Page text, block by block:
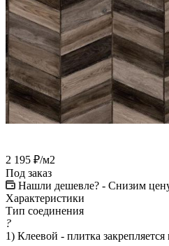
2 195 ₽/м2
Под заказ
Нашли дешевле? - Снизим
Характеристики
Тип соединения
?
1) Клеевой - плитка